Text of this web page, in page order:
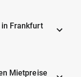
Frankfurt
Mietpreise